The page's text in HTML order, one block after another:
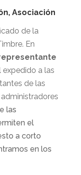
Asociación
de la
En
expedido a las
de las
las
el
a corto
en los